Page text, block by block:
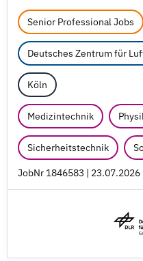
Senior Professional Jobs
Deutsches Zentrum für
Köln
Medizintechnik
Sicherheitstechnik
JobNr 1846583 | 23.07.2026